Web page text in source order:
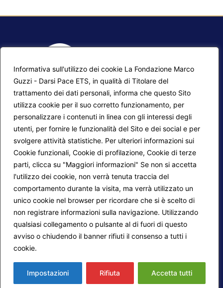
Informativa sull'utilizzo dei cookie La Fondazione Marco
Guzzi - Darsi Pace ETS, in qualità di Titolare del
trattamento dei dati personali, informa che questo Sito
utilizza cookie per il suo corretto funzionamento, per
personalizzare i contenuti in linea con gli interessi degli
utenti, per fornire le funzionalità del Sito e dei social e per
svolgere attività statistiche. Per ulteriori informazioni sui
Cookie funzionali, Cookie di profilazione, Cookie di terze
parti, clicca su "Maggiori informazioni" Se non si accetta
l'utilizzo dei cookie, non verrà tenuta traccia del
comportamento durante la visita, ma verrà utilizzato un
unico cookie nel browser per ricordare che si è scelto di
non registrare informazioni sulla navigazione. Utilizzando
qualsiasi collegamento o pulsante al di fuori di questo
avviso o chiudendo il banner rifiuti il consenso a tutti i
cookie.
Impostazioni Rifiuta Accetta tutti
Mappa del sito
Progetti Darsi Pace
Login redattori
Contatti
Calendario corsi
Privacy Policy
Cookie Policy
Seguici su:
© 2026
. Tutti i diritti sono riservati.